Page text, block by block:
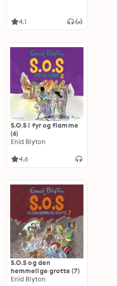
4.1
S.O.S i fyr og flamme
(6)
Enid Blyton
4.6
S.O.S og den
hemmelige grotte (7)
Enid Blyton